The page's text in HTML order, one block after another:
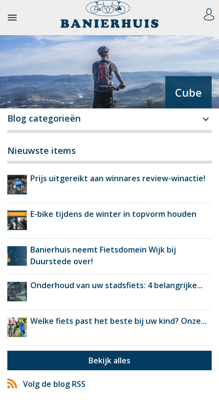

Cube
Blog categorieën 
Nieuwste items
Prijs uitgereikt aan winnares review-winactie!
E-bike tijdens de winter in topvorm houden
Banierhuis neemt Fietsdomein Wijk bij
Duurstede over!
Onderhoud van uw stadsfiets: 4 belangrijke...
Welke fiets past het beste bij uw kind? Onze...
Bekijk alles
Volg de blog RSS